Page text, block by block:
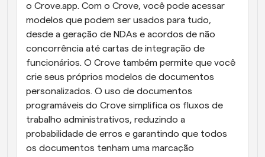
o Crove.app. Com o Crove, você pode acessar
modelos que podem ser usados para tudo,
desde a geração de NDAs e acordos de não
concorrência até cartas de integração de
funcionários. O Crove também permite que você
crie seus próprios modelos de documentos
personalizados. O uso de documentos
programáveis do Crove simplifica os fluxos de
trabalho administrativos, reduzindo a
probabilidade de erros e garantindo que todos
os documentos tenham uma marcação